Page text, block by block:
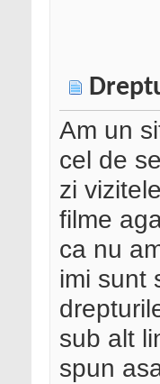
Am un
cel de
zi
filme
ca nu
imi sunt
sub alt
spun